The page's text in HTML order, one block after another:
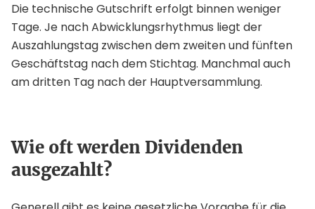
Die technische Gutschrift erfolgt binnen weniger
Tage. Je nach Abwicklungsrhythmus liegt der
Auszahlungstag zwischen dem zweiten und fünften
Geschäftstag nach dem Stichtag. Manchmal auch
am dritten Tag nach der Hauptversammlung.
Wie oft werden Dividenden
ausgezahlt?